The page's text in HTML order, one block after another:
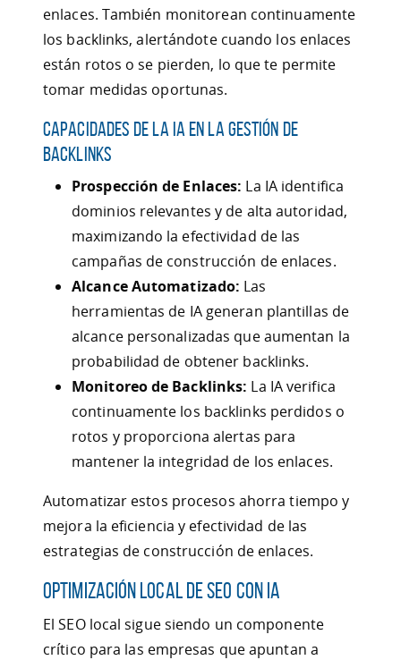
enlaces. También monitorean continuamente
los backlinks, alertándote cuando los enlaces
están rotos o se pierden, lo que te permite
tomar medidas oportunas.
Capacidades de la IA en la Gestión de
Backlinks
Prospección de Enlaces: La IA identifica
dominios relevantes y de alta autoridad,
maximizando la efectividad de las
campañas de construcción de enlaces.
Alcance Automatizado: Las
herramientas de IA generan plantillas de
alcance personalizadas que aumentan la
probabilidad de obtener backlinks.
Monitoreo de Backlinks: La IA verifica
continuamente los backlinks perdidos o
rotos y proporciona alertas para
mantener la integridad de los enlaces.
Automatizar estos procesos ahorra tiempo y
mejora la eficiencia y efectividad de las
estrategias de construcción de enlaces.
Optimización Local de SEO con IA
El SEO local sigue siendo un componente
crítico para las empresas que apuntan a